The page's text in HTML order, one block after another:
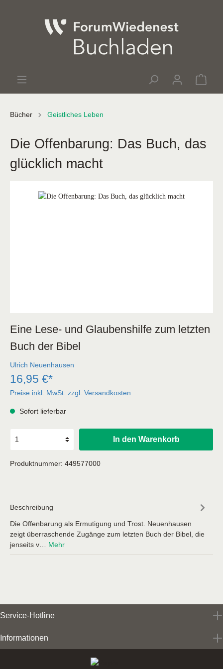
Bücher Geistliches Leben
Die Offenbarung: Das Buch, das
glücklich macht
Eine Lese- und Glaubenshilfe zum letzten
Buch der Bibel
Ulrich Neuenhausen
16,95 €*
Preise inkl. MwSt. zzgl. Versandkosten
Sofort lieferbar
In den Warenkorb
Produktnummer: 449577000
Beschreibung
Die Offenbarung als Ermutigung und Trost. Neuenhausen
zeigt überraschende Zugänge zum letzten Buch der Bibel, die
jenseits v… Mehr
Service-Hotline
Informationen